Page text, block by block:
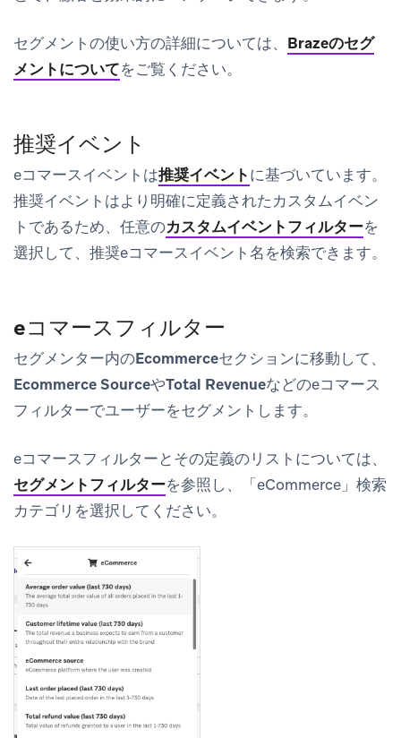
セグメントの使い方の詳細については、 Brazeのセグ
メントについてをご覧ください。
推奨イベント
eコマースイベントは推奨イベントに基づいています。
推奨イベントはより明確に定義されたカスタムイベン
トであるため、任意のカスタムイベントフィルターを
選択して、推奨eコマースイベント名を検索できます。
eコマースフィルター
セグメンター内のEcommerceセクションに移動して、
Ecommerce SourceやTotal Revenueなどのeコマース
フィルターでユーザーをセグメントします。
eコマースフィルターとその定義のリストについては、
セグメントフィルターを参照し、「eCommerce」検索
カテゴリを選択してください。